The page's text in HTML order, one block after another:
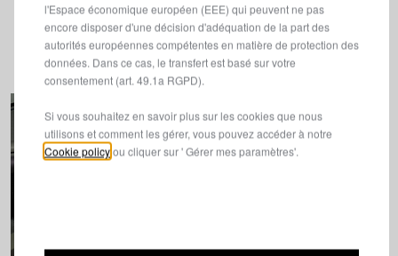
EN SAVOIR PLUS
l'Espace économique européen (EEE) qui peuvent ne pas
encore disposer d'une décision d'adéquation de la part des
autorités européennes compétentes en matière de protection des
données. Dans ce cas, le transfert est basé sur votre
consentement (art. 49.1a RGPD).
Si vous souhaitez en savoir plus sur les cookies que nous
utilisons et comment les gérer, vous pouvez accéder à notre
Cookie policyou cliquer sur ' Gérer mes paramètres'.